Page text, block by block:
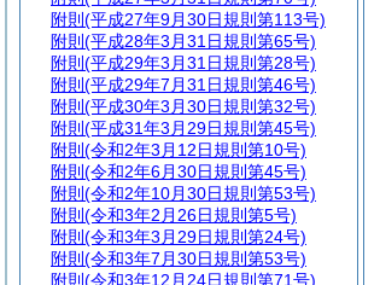
附則 (平成27年9月30日規則第113号)
附則 (平成28年3月31日規則第65号)
附則 (平成29年3月31日規則第28号)
附則 (平成29年7月31日規則第46号)
附則 (平成30年3月30日規則第32号)
附則 (平成31年3月29日規則第45号)
附則 (令和2年3月12日規則第10号)
附則 (令和2年6月30日規則第45号)
附則 (令和2年10月30日規則第53号)
附則 (令和3年2月26日規則第5号)
附則 (令和3年3月29日規則第24号)
附則 (令和3年7月30日規則第53号)
附則 (令和3年12月24日規則第71号)